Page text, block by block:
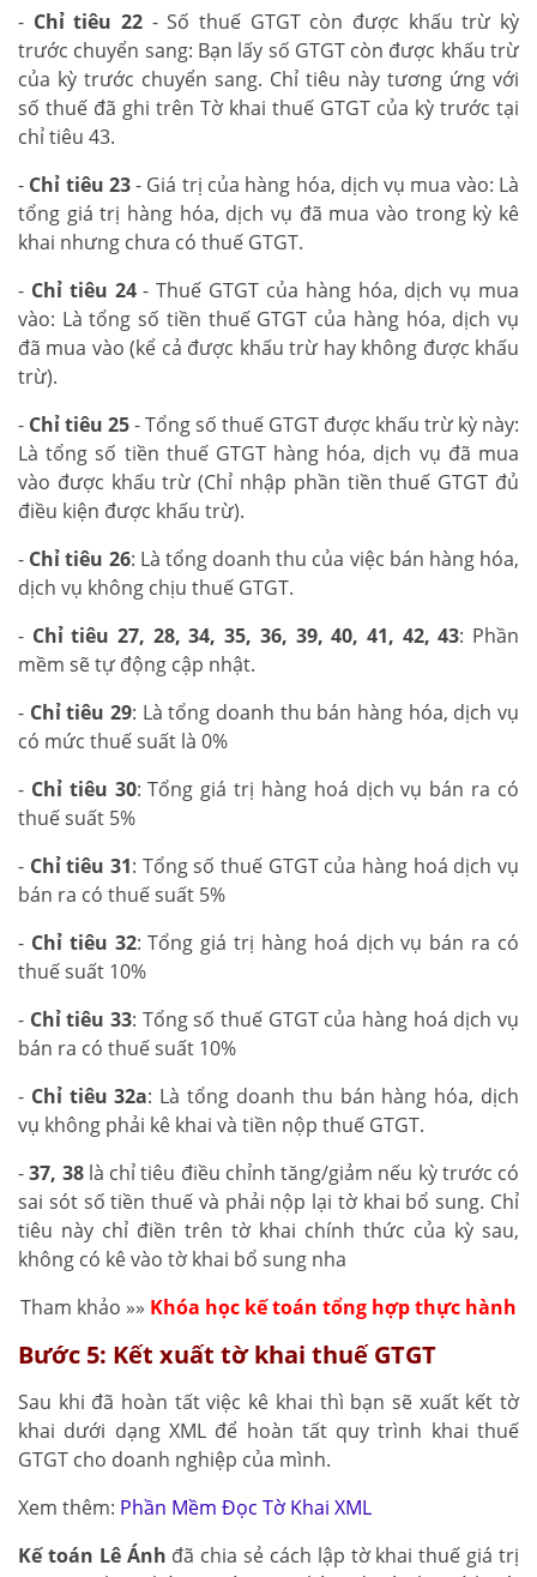
- Chỉ tiêu 22 - Số thuế GTGT còn được khấu trừ kỳ
trước chuyển sang: Bạn lấy số GTGT còn được khấu trừ
của kỳ trước chuyển sang. Chỉ tiêu này tương ứng với
số thuế đã ghi trên Tờ khai thuế GTGT của kỳ trước tại
chỉ tiêu 43.
- Chỉ tiêu 23- Giá trị của hàng hóa, dịch vụ mua vào: Là
tổng giá trị hàng hóa, dịch vụ đã mua vào trong kỳ kê
khai nhưng chưa có thuế GTGT.
- Chỉ tiêu 24- Thuế GTGT của hàng hóa, dịch vụ mua
vào: Là tổng số tiền thuế GTGT của hàng hóa, dịch vụ
đã mua vào (kể cả được khấu trừ hay không được khấu
trừ).
- Chỉ tiêu 25- Tổng số thuế GTGT được khấu trừ kỳ này:
Là tổng số tiền thuế GTGT hàng hóa, dịch vụ đã mua
vào được khấu trừ (Chỉ nhập phần tiền thuế GTGT đủ
điều kiện được khấu trừ).
- Chỉ tiêu 26: Là tổng doanh thu của việc bán hàng hóa,
dịch vụ không chịu thuế GTGT.
- Chỉ tiêu 27, 28, 34, 35, 36, 39, 40, 41, 42, 43: Phần
mềm sẽ tự động cập nhật.
- Chỉ tiêu 29: Là tổng doanh thu bán hàng hóa, dịch vụ
có mức thuế suất là 0%
- Chỉ tiêu 30: Tổng giá trị hàng hoá dịch vụ bán ra có
thuế suất 5%
- Chỉ tiêu 31: Tổng số thuế GTGT của hàng hoá dịch vụ
bán ra có thuế suất 5%
- Chỉ tiêu 32: Tổng giá trị hàng hoá dịch vụ bán ra có
thuế suất 10%
- Chỉ tiêu 33: Tổng số thuế GTGT của hàng hoá dịch vụ
bán ra có thuế suất 10%
- Chỉ tiêu 32a: Là tổng doanh thu bán hàng hóa, dịch
vụ không phải kê khai và tiền nộp thuế GTGT.
-37, 38là chỉ tiêu điều chỉnh tăng/giảm nếu kỳ trước có
sai sót số tiền thuế và phải nộp lại tờ khai bổ sung. Chỉ
tiêu này chỉ điền trên tờ khai chính thức của kỳ sau,
không có kê vào tờ khai bổ sung nha
Tham khảo »» Khóa học kế toán tổng hợp thực hành
Bước 5: Kết xuất tờ khai thuế GTGT
Sau khi đã hoàn tất việc kê khai thì bạn sẽ xuất kết tờ
khai dưới dạng XML để hoàn tất quy trình khai thuế
GTGT cho doanh nghiệp của mình.
Xem thêm: Phần Mềm Đọc Tờ Khai XML
Kế toán Lê Ánh đã chia sẻ cách lập tờ khai thuế giá trị